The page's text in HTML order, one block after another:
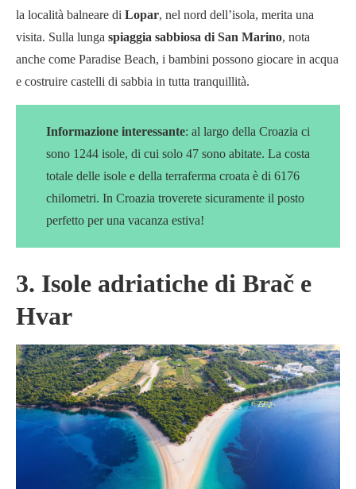
la località balneare di Lopar, nel nord dell’isola, merita una
visita. Sulla lunga spiaggia sabbiosa di San Marino, nota
anche come Paradise Beach, i bambini possono giocare in acqua
e costruire castelli di sabbia in tutta tranquillità.
Informazione interessante: al largo della Croazia ci
sono 1244 isole, di cui solo 47 sono abitate. La costa
totale delle isole e della terraferma croata è di 6176
chilometri. In Croazia troverete sicuramente il posto
perfetto per una vacanza estiva!
3. Isole adriatiche di Brač e
Hvar